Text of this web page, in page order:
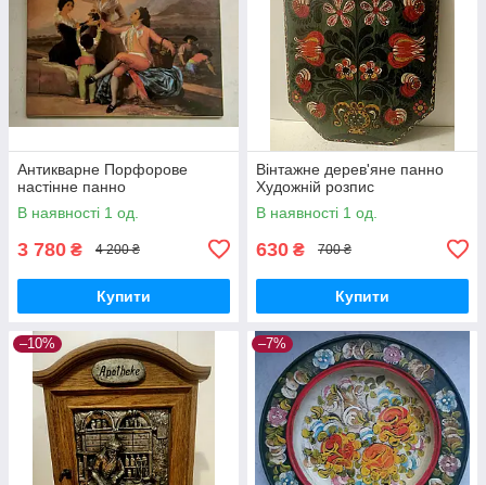
Антикварне Порфорове
настінне панно
В наявності 1 од.
3 780 ₴ 4 200 ₴
Купити
Вінтажне дерев'яне панно
Художній розпис
В наявності 1 од.
630 ₴ 700 ₴
Купити
–10% –7%